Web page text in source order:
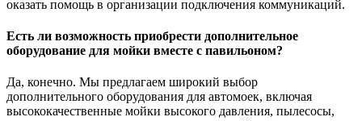
оказать помощь в организации подключения коммуникаций.
Есть ли возможность приобрести дополнительное
оборудование для мойки вместе с павильоном?
Да, конечно. Мы предлагаем широкий выбор
дополнительного оборудования для автомоек, включая
высококачественные мойки высокого давления, пылесосы,